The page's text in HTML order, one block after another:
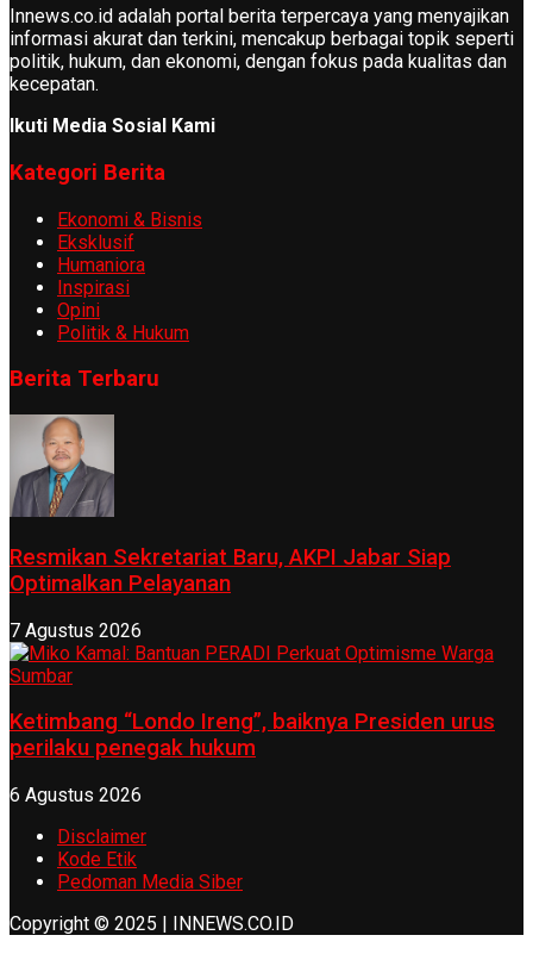
Innews.co.id adalah portal berita terpercaya yang menyajikan
informasi akurat dan terkini, mencakup berbagai topik seperti
politik, hukum, dan ekonomi, dengan fokus pada kualitas dan
kecepatan.
Ikuti Media Sosial Kami
Kategori Berita
Ekonomi & Bisnis
Eksklusif
Humaniora
Inspirasi
Opini
Politik & Hukum
Berita Terbaru
Resmikan Sekretariat Baru, AKPI Jabar Siap
Optimalkan Pelayanan
7 Agustus 2026
Ketimbang “Londo Ireng”, baiknya Presiden urus
perilaku penegak hukum
6 Agustus 2026
Disclaimer
Kode Etik
Pedoman Media Siber
Copyright © 2025 | INNEWS.CO.ID